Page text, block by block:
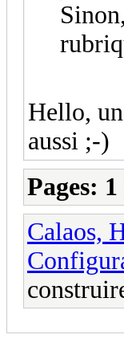
Hello,
aussi ;-)
Pages: 1
Calaos,